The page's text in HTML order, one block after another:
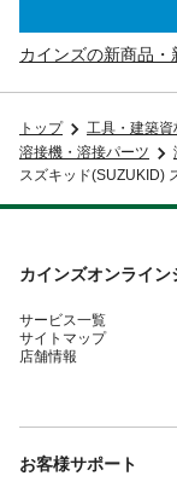
カインズの新商品・
トップ 工具・建築
溶接機・溶接パーツ
スズキッド(SUZUKID)
カインズオンライン
サービス一覧
サイトマップ
店舗情報
お客様サポート